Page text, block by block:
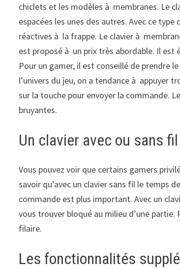
chiclets et les modèles à membranes. Le
espacées les unes des autres. Avec ce
réactives à la frappe. Le clavier à
est proposé à un prix très abordable. Il est
Pour un gamer, il est conseillé de prendre
l’univers du jeu, on a tendance à appuyer
sur la touche pour envoyer la commande.
bruyantes.
Un clavier avec ou sans fil
Vous pouvez voir que certains gamers
savoir qu’avec un clavier sans fil le temps
commande est plus important. Avec un
vous trouver bloqué au milieu d’une
filaire.
Les fonctionnalités